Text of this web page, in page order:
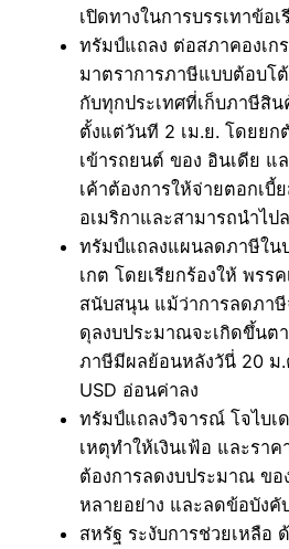
เปิดทางในการบรรเทาข้อ
ทรัมป์แถลง ต่อสภาคองเก
มาตราการภาษีแบบต้อบโ
กับทุกประเทศที่เก็บภาษีสิน
ตั้งแต่วันที 2 เม.ย. โดยยก
เข้ารถยนต์ ของ อินเดีย แ
เค้าต้องการให้จ่ายตอกเ
อเมริกาและสามารถนำไ
ทรัมป์แถลงแผนลดภาษีใน
เกต โดยเรียกร้องให้ พรร
สนับสนุน แม้ว่าการลดภา
ดุลงบประมาณจะเกิดขึ้นต
ภาษีมีผลย้อนหลังวันี่ 20 ม
USD อ่อนค่าลง
ทรัมป์แถลงวิจารณ์ โจไบ
เหตุทำให้เงินเฟ้อ และรา
ต้องการลดงบประมาณ ขอ
หลายอย่าง และลดข้อบังคั
สหรัฐ ระงับการช่วยเหลือ